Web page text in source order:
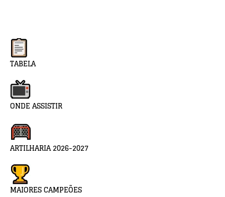
TABELA
ONDE ASSISTIR
ARTILHARIA 2026-2027
MAIORES CAMPEÕES